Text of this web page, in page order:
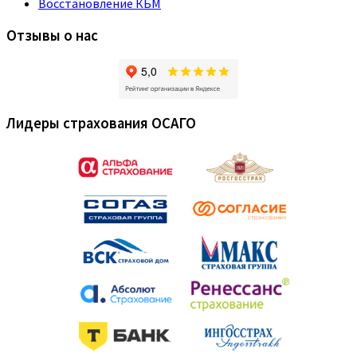
Отзывы о нас
Лидеры страхования ОСАГО